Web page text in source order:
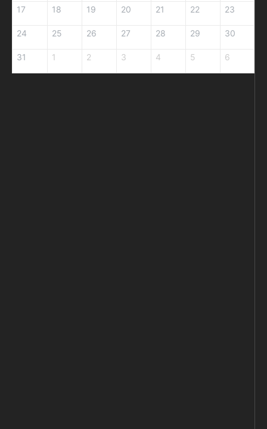
17 18 19 20 21 22 23
24 25 26 27 28 29 30
31 1 2 3 4 5 6